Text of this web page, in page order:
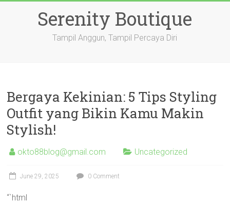
Serenity Boutique
Tampil Anggun, Tampil Percaya Diri
Bergaya Kekinian: 5 Tips Styling
Outfit yang Bikin Kamu Makin
Stylish!
okto88blog@gmail.com Uncategorized
June 29, 2025 0 Comment
“`html